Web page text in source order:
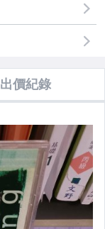
出價紀錄